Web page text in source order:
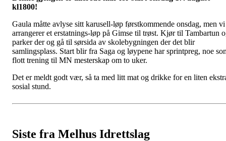
kl1800!
Gaula måtte avlyse sitt karusell-løp førstkommende onsdag, men vi
arrangerer et erstatnings-løp på Gimse til trøst. Kjør til Tambartun
parker der og gå til sørsida av skolebygningen der det blir
samlingsplass. Start blir fra Saga og løypene har sprintpreg, noe
flott trening til MN mesterskap om to uker.
Det er meldt godt vær, så ta med litt mat og drikke for en liten
sosial stund.
Siste fra Melhus Idrettslag